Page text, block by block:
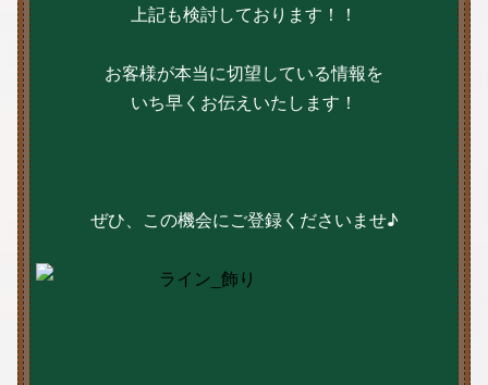
上記も検討しております！！
お客様が本当に切望している情報を
いち早くお伝えいたします！
ぜひ、この機会にご登録くださいませ♪